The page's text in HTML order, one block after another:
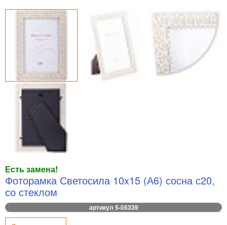
Есть замена!
Фоторамка Светосила 10x15 (А6) сосна с20,
со стеклом
артикул 5-05339